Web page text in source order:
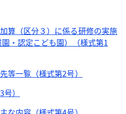
算（区分３）に係る研修の実施
・認定こども園）（様式第1
等一覧（様式第2号）
）